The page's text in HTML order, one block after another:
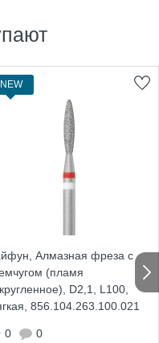
NEW
Алмазная фреза с
(пламя
D2,1, L100,
856.104.263.100.021
0
0